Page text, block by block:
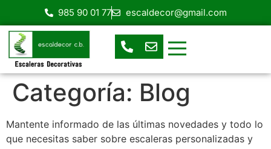
985 90 01 77 escaldecor@gmail.com
Categoría: Blog
Mantente informado de las últimas novedades y todo lo
que necesitas saber sobre escaleras personalizadas y